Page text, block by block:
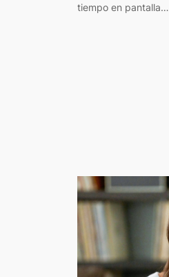
tiempo en pantalla…